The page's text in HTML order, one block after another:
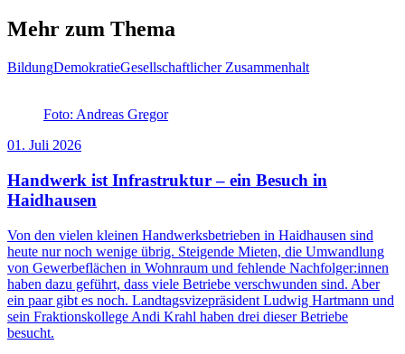
Mehr zum Thema
BildungDemokratieGesellschaftlicher Zusammenhalt
Foto: Andreas Gregor
01. Juli 2026
Handwerk ist Infrastruktur – ein Besuch in
Haidhausen
Von den vielen kleinen Handwerksbetrieben in Haidhausen sind
heute nur noch wenige übrig. Steigende Mieten, die Umwandlung
von Gewerbeflächen in Wohnraum und fehlende Nachfolger:innen
haben dazu geführt, dass viele Betriebe verschwunden sind. Aber
ein paar gibt es noch. Landtagsvizepräsident Ludwig Hartmann und
sein Fraktionskollege Andi Krahl haben drei dieser Betriebe
besucht.